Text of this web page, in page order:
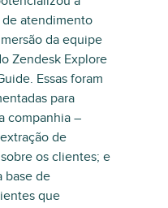
de atendimento
da equipe
Zendesk Explore
Essas foram
para
companhia –
de
os clientes; e
base de
que